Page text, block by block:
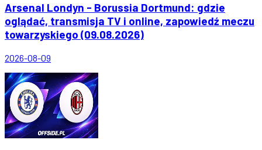
Arsenal Londyn - Borussia Dortmund: gdzie
oglądać, transmisja TV i online, zapowiedź meczu
towarzyskiego (09.08.2026)
2026-08-09